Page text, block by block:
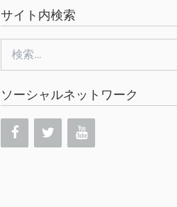
サイト内検索
ソーシャルネットワーク